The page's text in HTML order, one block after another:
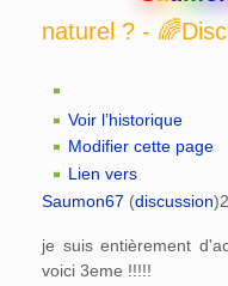
- 🌈Discuter
Voir l’historique
Modifier cette page
Lien vers
Saumon67 (discussion)
je suis entièrement
voici 3eme !!!!!